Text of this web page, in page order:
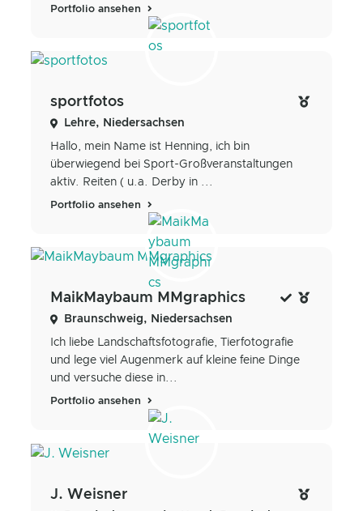
Portfolio ansehen
sportfotos
Lehre, Niedersachsen
Hallo, mein Name ist Henning, ich bin
überwiegend bei Sport-Großveranstaltungen
aktiv. Reiten ( u.a. Derby in ...
Portfolio ansehen
MaikMaybaum MMgraphics
Braunschweig, Niedersachsen
Ich liebe Landschaftsfotografie, Tierfotografie
und lege viel Augenmerk auf kleine feine Dinge
und versuche diese in...
Portfolio ansehen
J. Weisner